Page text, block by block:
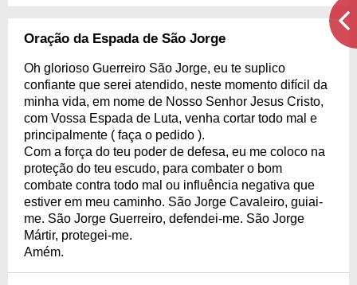
Oração da Espada de São Jorge
Oh glorioso Guerreiro São Jorge, eu te suplico
confiante que serei atendido, neste momento difícil da
minha vida, em nome de Nosso Senhor Jesus Cristo,
com Vossa Espada de Luta, venha cortar todo mal e
principalmente ( faça o pedido ).
Com a força do teu poder de defesa, eu me coloco na
proteção do teu escudo, para combater o bom
combate contra todo mal ou influência negativa que
estiver em meu caminho. São Jorge Cavaleiro, guiai-
me. São Jorge Guerreiro, defendei-me. São Jorge
Mártir, protegei-me.
Amém.